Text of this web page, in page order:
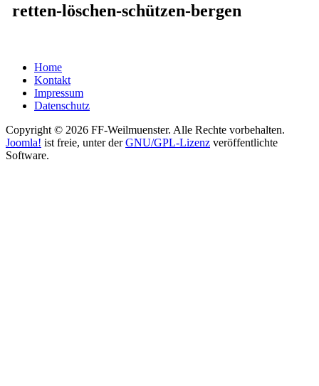
retten-löschen-schützen-bergen
Home
Kontakt
Impressum
Datenschutz
Copyright © 2026 FF-Weilmuenster. Alle Rechte vorbehalten.
Joomla! ist freie, unter derGNU/GPL-Lizenz veröffentlichte
Software.